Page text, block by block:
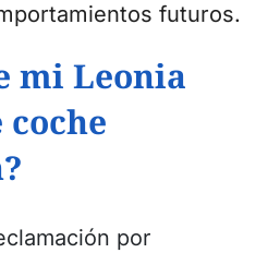
futuros.
mi Leonia
por